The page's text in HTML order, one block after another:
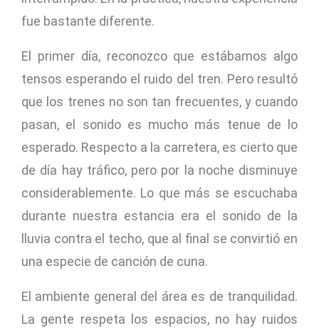
fue bastante diferente.
El primer día, reconozco que estábamos algo
tensos esperando el ruido del tren. Pero resultó
que los trenes no son tan frecuentes, y cuando
pasan, el sonido es mucho más tenue de lo
esperado. Respecto a la carretera, es cierto que
de día hay tráfico, pero por la noche disminuye
considerablemente. Lo que más se escuchaba
durante nuestra estancia era el sonido de la
lluvia contra el techo, que al final se convirtió en
una especie de canción de cuna.
El ambiente general del área es de tranquilidad.
La gente respeta los espacios, no hay ruidos